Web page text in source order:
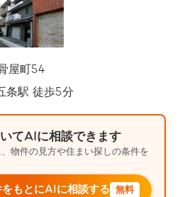
屋町54
条駅 徒歩5分
てAIに相談できます
物件の見方や住まい探しの条件を
をもとにAIに相談する 無料